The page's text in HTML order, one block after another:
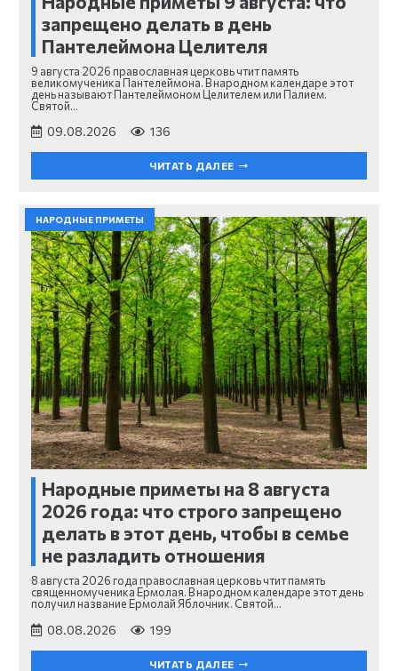
запрещено делать в день
Пантелеймона Целителя
9 августа 2026 православная церковь чтит память
великомученика Пантелеймона. В народном календаре этот
день называют Пантелеймоном Целителем или Палием.
Святой…
09.08.2026 136
ЧИТАТЬ ДАЛЕЕ
НАРОДНЫЕ ПРИМЕТЫ
Народные приметы на 8 августа
2026 года: что строго запрещено
делать в этот день, чтобы в семье
не разладить отношения
8 августа 2026 года православная церковь чтит память
священномученика Ермолая. В народном календаре этот день
получил название Ермолай Яблочник. Святой…
08.08.2026 199
ЧИТАТЬ ДАЛЕЕ